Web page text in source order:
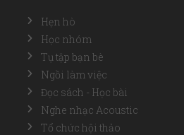
Hẹn hò
Học nhóm
Tụ tập bạn bè
Ngồi làm việc
Đọc sách - Học bài
Nghe nhạc Acoustic
Tổ chức hội thảo